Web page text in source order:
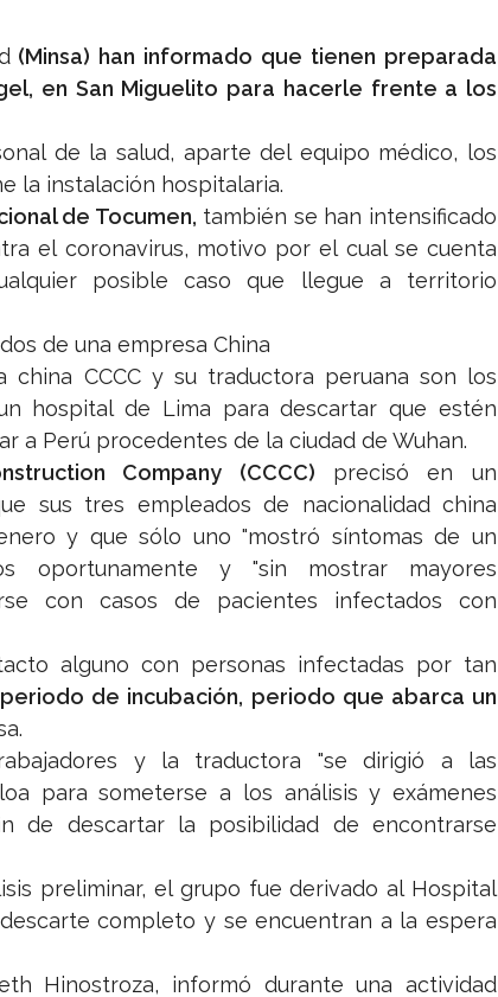
(Minsa) han informado que tienen preparada
en San Miguelito para hacerle frente a los
de la salud, aparte del equipo médico, los
la instalación hospitalaria.
de Tocumen, también se han intensificado
el coronavirus, motivo por el cual se cuenta
posible caso que llegue a territorio
de una empresa China
china CCCC y su traductora peruana son los
hospital de Lima para descartar que estén
a Perú procedentes de la ciudad de Wuhan.
Company (CCCC) precisó en un
sus tres empleados de nacionalidad china
y que sólo uno "mostró síntomas de un
oportunamente y "sin mostrar mayores
con casos de pacientes infectados con
alguno con personas infectadas por tan
de incubación, periodo que abarca un
y la traductora "se dirigió a las
para someterse a los análisis y exámenes
de descartar la posibilidad de encontrarse
preliminar, el grupo fue derivado al Hospital
completo y se encuentran a la espera
Hinostroza, informó durante una actividad